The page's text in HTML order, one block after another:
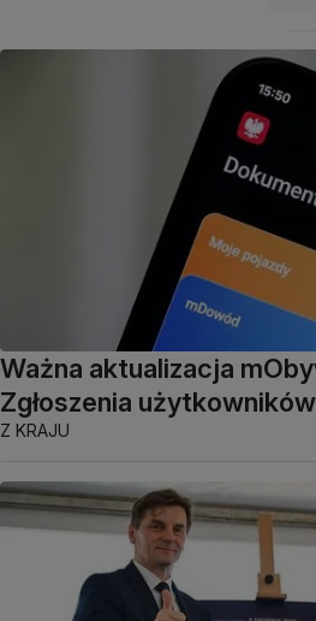
Ważna aktualizacja
Zgłoszenia użytkowników
Z KRAJU